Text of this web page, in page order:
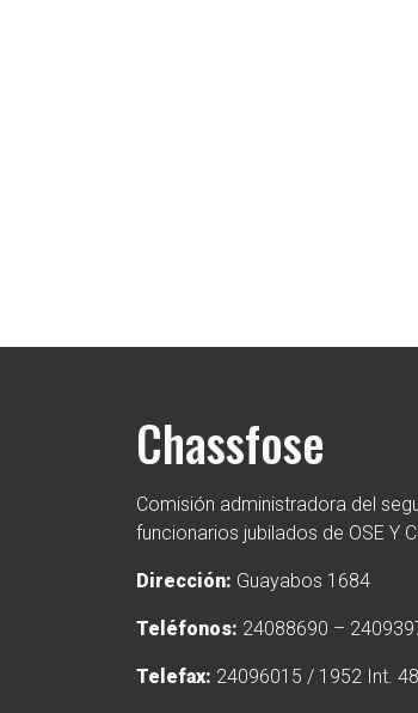
Chassfose
Comisión administradora del
funcionarios jubilados de OSE Y
Dirección: Guayabos 1684
Teléfonos: 24088690 –
Telefax: 24096015 / 1952 Int.